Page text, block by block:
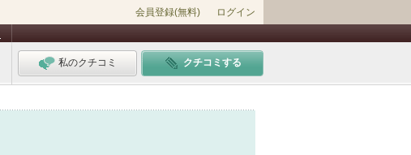
会員登録(無料) ログイン
私のクチコミ クチコミする